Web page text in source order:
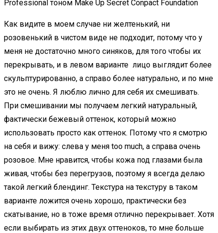
Как видите в моем случае ни желтенький, ни
розовенький в чистом виде не подходит, потому что у
меня не достаточно много синяков, для того чтобы их
перекрывать, и в левом варианте лицо выглядит более
скульптурированно, а справо более натурально, и по мне
это не очень. Я люблю лично для себя их смешивать.
При смешивании мы получаем легкий натуральный,
фактически бежевый оттенок, который можно
использовать просто как оттенок. Потому что я смотрю
на себя и вижу: слева у меня too much, а справа очень
розовое. Мне нравится, чтобы кожа под глазами была
живая, чтобы без перегрузов, поэтому я всегда делаю
такой легкий блендинг. Текстура на текстуру в таком
варианте ложится очень хорошо, практически без
скатывание, но в тоже время отлично перекрывает. Хотя
если выбирать из этих двух оттеноков, то мне больше